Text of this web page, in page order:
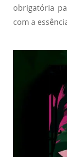
obrigatória
com a